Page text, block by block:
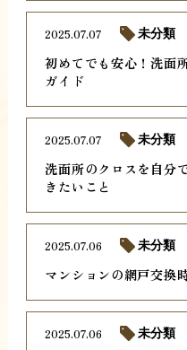
初めてでも安心！洗面
ガイド
2025.07.07 未分類
洗面所のクロスを自分
きたいこと
2025.07.07 未分類
マンションの網戸交換
2025.07.06 未分類
2025.07.06 未分類